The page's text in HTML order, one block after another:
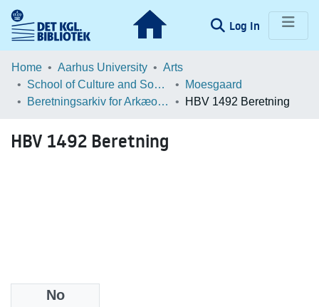
Log In (current)
Communities & Collections
Home Aarhus University
Arts
School of Culture and Society
Moesgaard
Beretningsarkiv for Arkæologiske Undersøgelser
HBV 1492 Beretning
HBV 1492 Beretning
No